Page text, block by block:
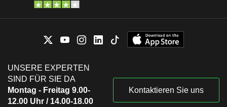
UNSERE EXPERTEN
SIND FÜR SIE DA
Montag - Freitag 9.00-
12.00 Uhr / 14.00-18.00
Kontaktieren Sie uns